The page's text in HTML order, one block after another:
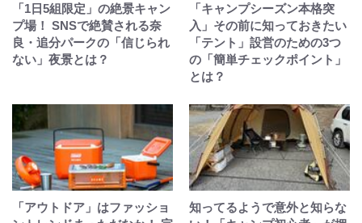
「1日5組限定」の絶景キャン
プ場！ SNSで絶賛される奈
良・追分パークの「信じられ
ない」夜景とは？
「キャンプシーズン本格突
入」その前に知っておきたい
「テント」設営のための3つ
の「簡単チェックポイント」
とは？
「アウトドア」はファッショ
知ってるようで意外と知らな